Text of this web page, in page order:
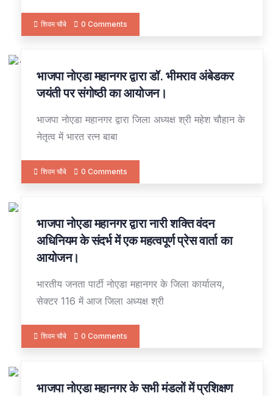
शिवम चौबे 0 Comments
18
APR
भाजपा नोएडा महानगर द्वारा डॉ. भीमराव अंबेडकर
जयंती पर संगोष्ठी का आयोजन।
भाजपा नोएडा महानगर द्वारा जिला अध्यक्ष श्री महेश चौहान के
नेतृत्व में भारत रत्न बाबा
शिवम चौबे 0 Comments
14
APR
भाजपा नोएडा महानगर द्वारा नारी शक्ति वंदन
अधिनियम के संदर्भ में एक महत्वपूर्ण प्रेस वार्ता का
आयोजन।
भारतीय जनता पार्टी नोएडा महानगर के जिला कार्यालय,
सेक्टर 116 में आज जिला अध्यक्ष श्री
शिवम चौबे 0 Comments
12
भाजपा नोएडा महानगर के सभी मंडलों में प्रशिक्षण